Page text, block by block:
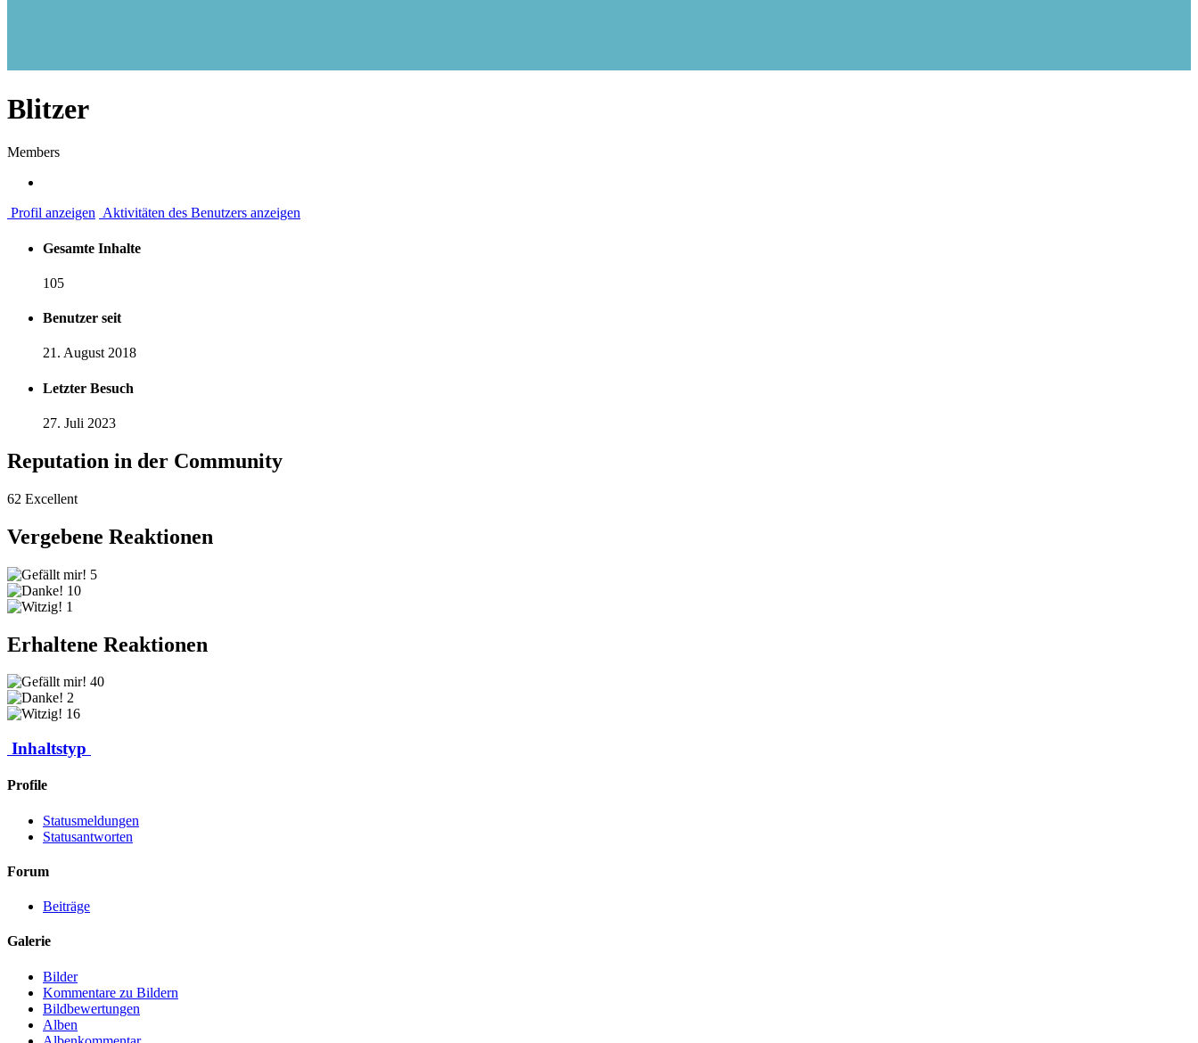
Blitzer
Members
Profil anzeigen Aktivitäten des Benutzers anzeigen
Gesamte Inhalte
105
Benutzer seit
21. August 2018
Letzter Besuch
27. Juli 2023
Reputation in der Community
62 Excellent
Vergebene Reaktionen
5
10
1
Erhaltene Reaktionen
40
2
16
Inhaltstyp
Profile
Statusmeldungen
Statusantworten
Forum
Beiträge
Galerie
Bilder
Kommentare zu Bildern
Bildbewertungen
Alben